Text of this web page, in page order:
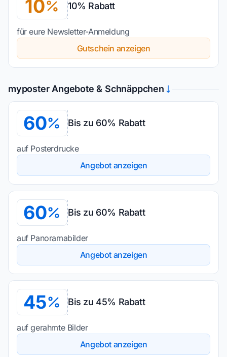
10 10% Rabatt
für eure Newsletter-Anmeldung
Gutschein anzeigen
myposter Angebote & Schnäppchen
60 Bis zu 60% Rabatt
auf Posterdrucke
Angebot anzeigen
60 Bis zu 60% Rabatt
auf Panoramabilder
Angebot anzeigen
45 Bis zu 45% Rabatt
auf gerahmte Bilder
Angebot anzeigen